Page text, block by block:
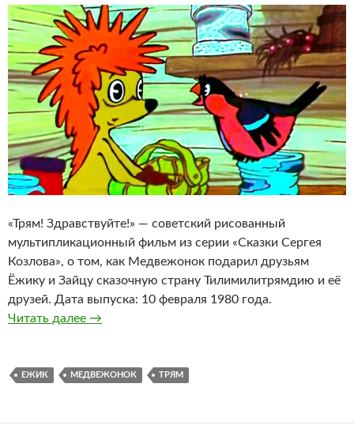
«Трям! Здравствуйте!» — советский рисованный
мультипликационный фильм из серии «Сказки Сергея
Козлова», о том, как Медвежонок подарил друзьям
Ёжику и Зайцу сказочную страну Тилимилитрямдию и её
друзей. Дата выпуска: 10 февраля 1980 года.
Читать далее Трям! Сказки про Медвежонка и Ёжика. Все
→
ЕЖИК МЕДВЕЖОНОК ТРЯМ